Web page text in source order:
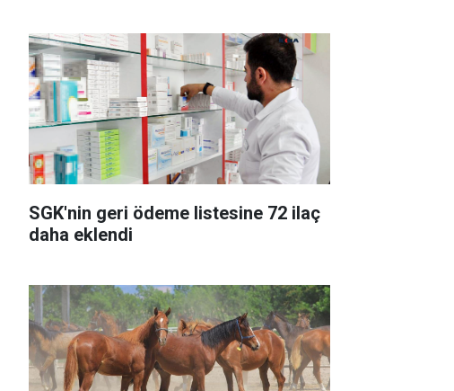
SGK'nin geri ödeme listesine 72 ilaç
daha eklendi